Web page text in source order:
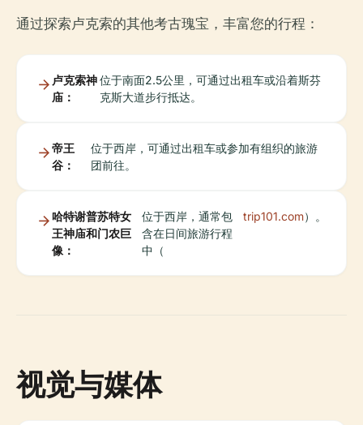
通过探索卢克索的其他考古瑰宝，丰富您的行程：
卢克索神
庙：
位于南面2.5公里，可通过出租车或沿着斯芬
克斯大道步行抵达。
帝王
谷：
位于西岸，可通过出租车或参加有组织的旅游
团前往。
哈特谢普苏特女
王神庙和门农巨
像：
位于西岸，通常包
含在日间旅游行程
中（
trip101.com）。
视觉与媒体